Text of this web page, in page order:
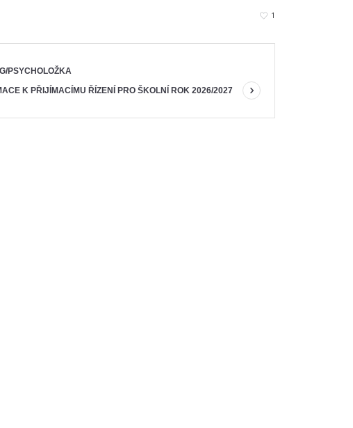
1
PSYCHOLOŽKA
K PŘIJÍMACÍMU ŘÍZENÍ PRO ŠKOLNÍ ROK 2026/2027